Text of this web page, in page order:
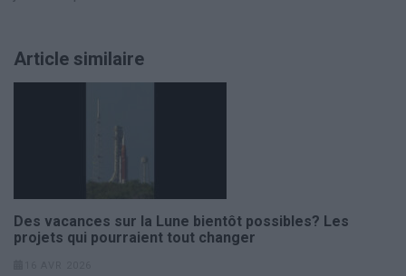
Article similaire
Des vacances sur la Lune bientôt possibles? Les
projets qui pourraient tout changer